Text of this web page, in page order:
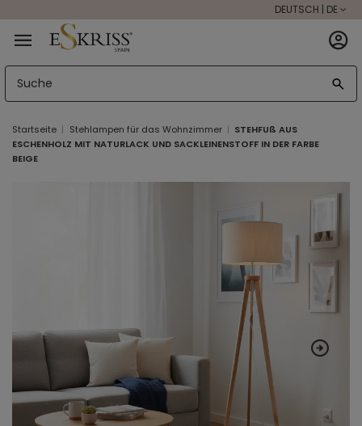
DEUTSCH | DE
Startseite Stehlampen für das Wohnzimmer
STEHFUß AUS
ESCHENHOLZ MIT NATURLACK UND SACKLEINENSTOFF IN DER FARBE
BEIGE